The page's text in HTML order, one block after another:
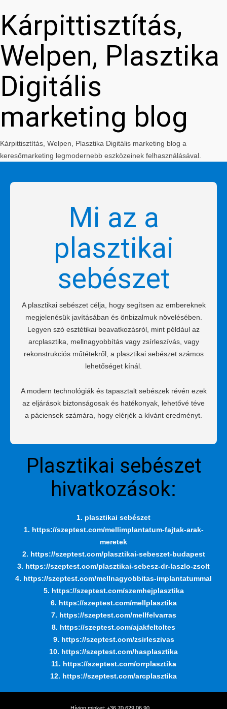
Kárpittisztítás,
Welpen, Plasztika
Digitális
marketing blog
Kárpittisztítás, Welpen, Plasztika Digitális marketing blog a
keresőmarketing legmodernebb eszközeinek felhasználásával.
Mi az a
plasztikai
sebészet
A plasztikai sebészet célja, hogy segítsen az embereknek
megjelenésük javításában és önbizalmuk növelésében.
Legyen szó esztétikai beavatkozásról, mint például az
arcplasztika, mellnagyobbítás vagy zsírleszívás, vagy
rekonstrukciós műtétekről, a plasztikai sebészet számos
lehetőséget kínál.
A modern technológiák és tapasztalt sebészek révén ezek
az eljárások biztonságosak és hatékonyak, lehetővé téve
a páciensek számára, hogy elérjék a kívánt eredményt.
Plasztikai sebészet
hivatkozások:
1. plasztikai sebészet
1. https://szeptest.com/mellimplantatum-fajtak-arak-
meretek
2. https://szeptest.com/plasztikai-sebeszet-budapest
3. https://szeptest.com/plasztikai-sebesz-dr-laszlo-zsolt
4. https://szeptest.com/mellnagyobbitas-implantatummal
5. https://szeptest.com/szemhejplasztika
6. https://szeptest.com/mellplasztika
7. https://szeptest.com/mellfelvarras
8. https://szeptest.com/ajakfeltoltes
9. https://szeptest.com/zsirleszivas
10. https://szeptest.com/hasplasztika
11. https://szeptest.com/orrplasztika
12. https://szeptest.com/arcplasztika